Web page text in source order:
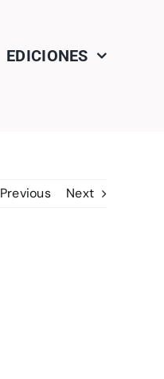
EDICIONES
Previous Next